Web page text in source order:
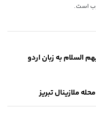
است.
السلام به زبان اردو
ملازینال تبریز